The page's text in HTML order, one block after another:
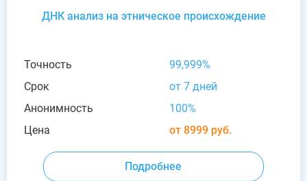
ДНК анализ на этническое происхождение
Точность
99,999%
Срок
от 7 дней
Анонимность
100%
Цена
от 8999 руб.
Подробнее